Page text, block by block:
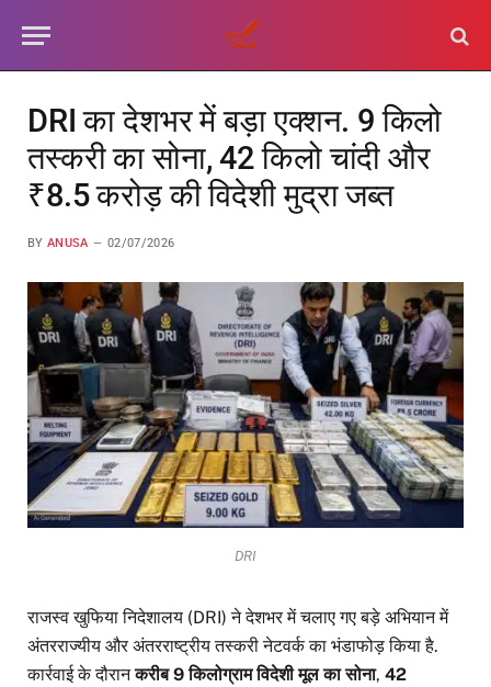
DRI का देशभर में बड़ा एक्शन. 9 किलो
तस्करी का सोना, 42 किलो चांदी और
₹8.5 करोड़ की विदेशी मुद्रा जब्त
BY ANUSA 02/07/2026
DRI
राजस्व खुफिया निदेशालय (DRI) ने देशभर में चलाए गए बड़े अभियान में
अंतरराज्यीय और अंतरराष्ट्रीय तस्करी नेटवर्क का भंडाफोड़ किया है.
कार्रवाई के दौरानकरीब 9 किलोग्राम विदेशी मूल का सोना, 42